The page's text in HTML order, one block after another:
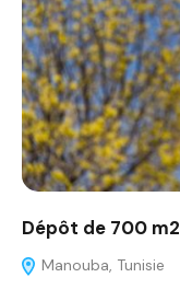
Dépôt de 700 m2
Manouba, Tunisie